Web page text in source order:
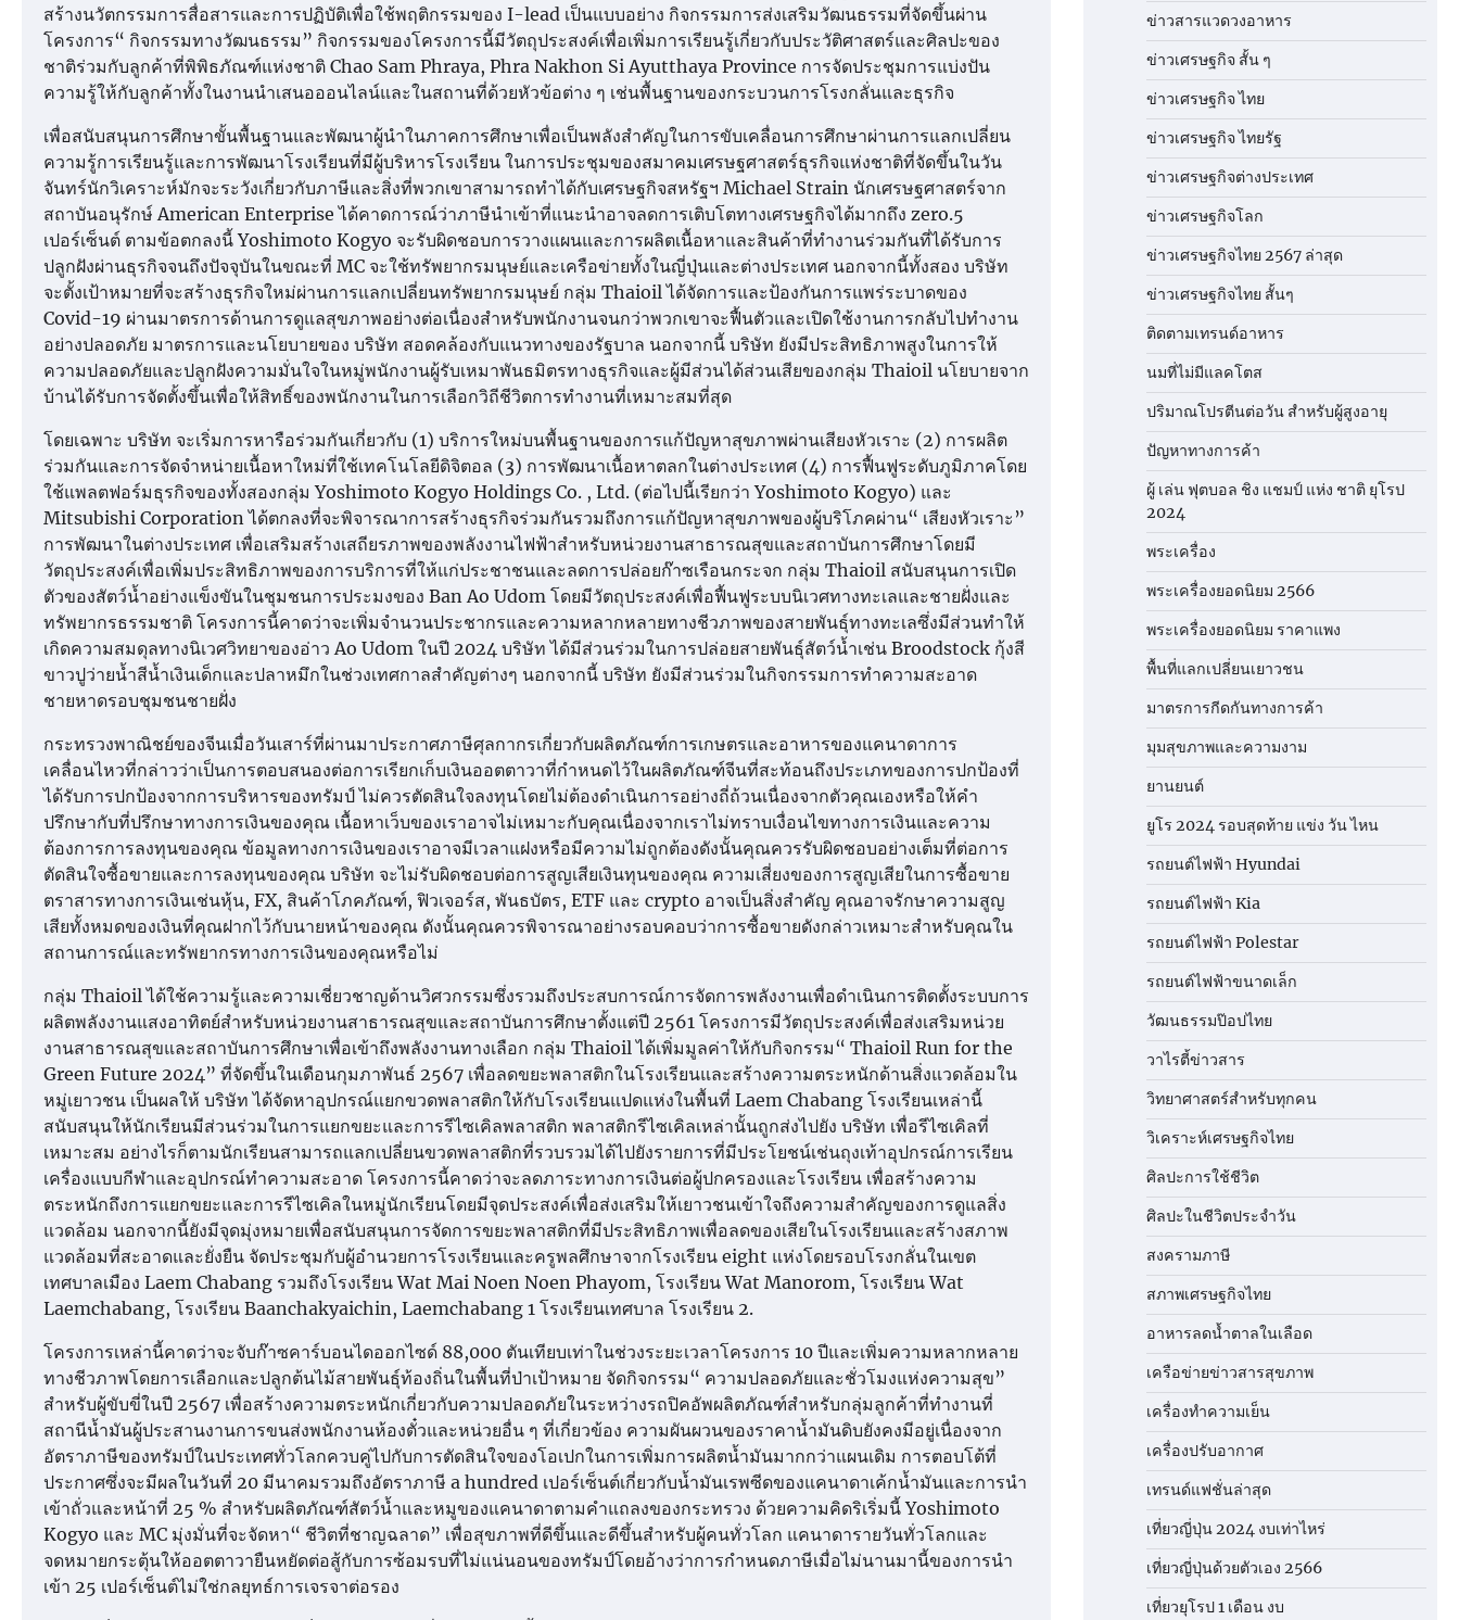
สร้างนวัตกรรมการสื่อสารและการปฏิบัติเพื่อใช้พฤติกรรมของ I-lead เป็นแบบอย่าง กิจกรรมการส่งเสริมวัฒนธรรมที่จัดขึ้นผ่าน
โครงการ“ กิจกรรมทางวัฒนธรรม” กิจกรรมของโครงการนี้มีวัตถุประสงค์เพื่อเพิ่มการเรียนรู้เกี่ยวกับประวัติศาสตร์และศิลปะของ
ชาติร่วมกับลูกค้าที่พิพิธภัณฑ์แห่งชาติ Chao Sam Phraya, Phra Nakhon Si Ayutthaya Province การจัดประชุมการแบ่งปัน
ความรู้ให้กับลูกค้าทั้งในงานนำเสนอออนไลน์และในสถานที่ด้วยหัวข้อต่าง ๆ เช่นพื้นฐานของกระบวนการโรงกลั่นและธุรกิจ
เพื่อสนับสนุนการศึกษาขั้นพื้นฐานและพัฒนาผู้นำในภาคการศึกษาเพื่อเป็นพลังสำคัญในการขับเคลื่อนการศึกษาผ่านการแลกเปลี่ยน
ความรู้การเรียนรู้และการพัฒนาโรงเรียนที่มีผู้บริหารโรงเรียน ในการประชุมของสมาคมเศรษฐศาสตร์ธุรกิจแห่งชาติที่จัดขึ้นในวัน
จันทร์นักวิเคราะห์มักจะระวังเกี่ยวกับภาษีและสิ่งที่พวกเขาสามารถทำได้กับเศรษฐกิจสหรัฐฯ Michael Strain นักเศรษฐศาสตร์จาก
สถาบันอนุรักษ์ American Enterprise ได้คาดการณ์ว่าภาษีนำเข้าที่แนะนำอาจลดการเติบโตทางเศรษฐกิจได้มากถึง zero.5
เปอร์เซ็นต์ ตามข้อตกลงนี้ Yoshimoto Kogyo จะรับผิดชอบการวางแผนและการผลิตเนื้อหาและสินค้าที่ทำงานร่วมกันที่ได้รับการ
ปลูกฝังผ่านธุรกิจจนถึงปัจจุบันในขณะที่ MC จะใช้ทรัพยากรมนุษย์และเครือข่ายทั้งในญี่ปุ่นและต่างประเทศ นอกจากนี้ทั้งสอง บริษัท
จะตั้งเป้าหมายที่จะสร้างธุรกิจใหม่ผ่านการแลกเปลี่ยนทรัพยากรมนุษย์ กลุ่ม Thaioil ได้จัดการและป้องกันการแพร่ระบาดของ
Covid-19 ผ่านมาตรการด้านการดูแลสุขภาพอย่างต่อเนื่องสำหรับพนักงานจนกว่าพวกเขาจะฟื้นตัวและเปิดใช้งานการกลับไปทำงาน
อย่างปลอดภัย มาตรการและนโยบายของ บริษัท สอดคล้องกับแนวทางของรัฐบาล นอกจากนี้ บริษัท ยังมีประสิทธิภาพสูงในการให้
ความปลอดภัยและปลูกฝังความมั่นใจในหมู่พนักงานผู้รับเหมาพันธมิตรทางธุรกิจและผู้มีส่วนได้ส่วนเสียของกลุ่ม Thaioil นโยบายจาก
บ้านได้รับการจัดตั้งขึ้นเพื่อให้สิทธิ์ของพนักงานในการเลือกวิถีชีวิตการทำงานที่เหมาะสมที่สุด
โดยเฉพาะ บริษัท จะเริ่มการหารือร่วมกันเกี่ยวกับ (1) บริการใหม่บนพื้นฐานของการแก้ปัญหาสุขภาพผ่านเสียงหัวเราะ (2) การผลิต
ร่วมกันและการจัดจำหน่ายเนื้อหาใหม่ที่ใช้เทคโนโลยีดิจิตอล (3) การพัฒนาเนื้อหาตลกในต่างประเทศ (4) การฟื้นฟูระดับภูมิภาคโดย
ใช้แพลตฟอร์มธุรกิจของทั้งสองกลุ่ม Yoshimoto Kogyo Holdings Co. , Ltd. (ต่อไปนี้เรียกว่า Yoshimoto Kogyo) และ
Mitsubishi Corporation ได้ตกลงที่จะพิจารณาการสร้างธุรกิจร่วมกันรวมถึงการแก้ปัญหาสุขภาพของผู้บริโภคผ่าน“ เสียงหัวเราะ”
การพัฒนาในต่างประเทศ เพื่อเสริมสร้างเสถียรภาพของพลังงานไฟฟ้าสำหรับหน่วยงานสาธารณสุขและสถาบันการศึกษาโดยมี
วัตถุประสงค์เพื่อเพิ่มประสิทธิภาพของการบริการที่ให้แก่ประชาชนและลดการปล่อยก๊าซเรือนกระจก กลุ่ม Thaioil สนับสนุนการเปิด
ตัวของสัตว์น้ำอย่างแข็งขันในชุมชนการประมงของ Ban Ao Udom โดยมีวัตถุประสงค์เพื่อฟื้นฟูระบบนิเวศทางทะเลและชายฝั่งและ
ทรัพยากรธรรมชาติ โครงการนี้คาดว่าจะเพิ่มจำนวนประชากรและความหลากหลายทางชีวภาพของสายพันธุ์ทางทะเลซึ่งมีส่วนทำให้
เกิดความสมดุลทางนิเวศวิทยาของอ่าว Ao Udom ในปี 2024 บริษัท ได้มีส่วนร่วมในการปล่อยสายพันธุ์สัตว์น้ำเช่น Broodstock กุ้งสี
ขาวปูว่ายน้ำสีน้ำเงินเด็กและปลาหมึกในช่วงเทศกาลสำคัญต่างๆ นอกจากนี้ บริษัท ยังมีส่วนร่วมในกิจกรรมการทำความสะอาด
ชายหาดรอบชุมชนชายฝั่ง
กระทรวงพาณิชย์ของจีนเมื่อวันเสาร์ที่ผ่านมาประกาศภาษีศุลกากรเกี่ยวกับผลิตภัณฑ์การเกษตรและอาหารของแคนาดาการ
เคลื่อนไหวที่กล่าวว่าเป็นการตอบสนองต่อการเรียกเก็บเงินออตตาวาที่กำหนดไว้ในผลิตภัณฑ์จีนที่สะท้อนถึงประเภทของการปกป้องที่
ได้รับการปกป้องจากการบริหารของทรัมป์ ไม่ควรตัดสินใจลงทุนโดยไม่ต้องดำเนินการอย่างถี่ถ้วนเนื่องจากตัวคุณเองหรือให้คำ
ปรึกษากับที่ปรึกษาทางการเงินของคุณ เนื้อหาเว็บของเราอาจไม่เหมาะกับคุณเนื่องจากเราไม่ทราบเงื่อนไขทางการเงินและความ
ต้องการการลงทุนของคุณ ข้อมูลทางการเงินของเราอาจมีเวลาแฝงหรือมีความไม่ถูกต้องดังนั้นคุณควรรับผิดชอบอย่างเต็มที่ต่อการ
ตัดสินใจซื้อขายและการลงทุนของคุณ บริษัท จะไม่รับผิดชอบต่อการสูญเสียเงินทุนของคุณ ความเสี่ยงของการสูญเสียในการซื้อขาย
ตราสารทางการเงินเช่นหุ้น, FX, สินค้าโภคภัณฑ์, ฟิวเจอร์ส, พันธบัตร, ETF และ crypto อาจเป็นสิ่งสำคัญ คุณอาจรักษาความสูญ
เสียทั้งหมดของเงินที่คุณฝากไว้กับนายหน้าของคุณ ดังนั้นคุณควรพิจารณาอย่างรอบคอบว่าการซื้อขายดังกล่าวเหมาะสำหรับคุณใน
สถานการณ์และทรัพยากรทางการเงินของคุณหรือไม่
กลุ่ม Thaioil ได้ใช้ความรู้และความเชี่ยวชาญด้านวิศวกรรมซึ่งรวมถึงประสบการณ์การจัดการพลังงานเพื่อดำเนินการติดตั้งระบบการ
ผลิตพลังงานแสงอาทิตย์สำหรับหน่วยงานสาธารณสุขและสถาบันการศึกษาตั้งแต่ปี 2561 โครงการมีวัตถุประสงค์เพื่อส่งเสริมหน่วย
งานสาธารณสุขและสถาบันการศึกษาเพื่อเข้าถึงพลังงานทางเลือก กลุ่ม Thaioil ได้เพิ่มมูลค่าให้กับกิจกรรม“ Thaioil Run for the
Green Future 2024” ที่จัดขึ้นในเดือนกุมภาพันธ์ 2567 เพื่อลดขยะพลาสติกในโรงเรียนและสร้างความตระหนักด้านสิ่งแวดล้อมใน
หมู่เยาวชน เป็นผลให้ บริษัท ได้จัดหาอุปกรณ์แยกขวดพลาสติกให้กับโรงเรียนแปดแห่งในพื้นที่ Laem Chabang โรงเรียนเหล่านี้
สนับสนุนให้นักเรียนมีส่วนร่วมในการแยกขยะและการรีไซเคิลพลาสติก พลาสติกรีไซเคิลเหล่านั้นถูกส่งไปยัง บริษัท เพื่อรีไซเคิลที่
เหมาะสม อย่างไรก็ตามนักเรียนสามารถแลกเปลี่ยนขวดพลาสติกที่รวบรวมได้ไปยังรายการที่มีประโยชน์เช่นถุงเท้าอุปกรณ์การเรียน
เครื่องแบบกีฬาและอุปกรณ์ทำความสะอาด โครงการนี้คาดว่าจะลดภาระทางการเงินต่อผู้ปกครองและโรงเรียน เพื่อสร้างความ
ตระหนักถึงการแยกขยะและการรีไซเคิลในหมู่นักเรียนโดยมีจุดประสงค์เพื่อส่งเสริมให้เยาวชนเข้าใจถึงความสำคัญของการดูแลสิ่ง
แวดล้อม นอกจากนี้ยังมีจุดมุ่งหมายเพื่อสนับสนุนการจัดการขยะพลาสติกที่มีประสิทธิภาพเพื่อลดของเสียในโรงเรียนและสร้างสภาพ
แวดล้อมที่สะอาดและยั่งยืน จัดประชุมกับผู้อำนวยการโรงเรียนและครูพลศึกษาจากโรงเรียน eight แห่งโดยรอบโรงกลั่นในเขต
เทศบาลเมือง Laem Chabang รวมถึงโรงเรียน Wat Mai Noen Noen Phayom, โรงเรียน Wat Manorom, โรงเรียน Wat
Laemchabang, โรงเรียน Baanchakyaichin, Laemchabang 1 โรงเรียนเทศบาล โรงเรียน 2.
โครงการเหล่านี้คาดว่าจะจับก๊าซคาร์บอนไดออกไซด์ 88,000 ตันเทียบเท่าในช่วงระยะเวลาโครงการ 10 ปีและเพิ่มความหลากหลาย
ทางชีวภาพโดยการเลือกและปลูกต้นไม้สายพันธุ์ท้องถิ่นในพื้นที่ป่าเป้าหมาย จัดกิจกรรม“ ความปลอดภัยและชั่วโมงแห่งความสุข”
สำหรับผู้ขับขี่ในปี 2567 เพื่อสร้างความตระหนักเกี่ยวกับความปลอดภัยในระหว่างรถปิคอัพผลิตภัณฑ์สำหรับกลุ่มลูกค้าที่ทำงานที่
สถานีน้ำมันผู้ประสานงานการขนส่งพนักงานห้องตั๋วและหน่วยอื่น ๆ ที่เกี่ยวข้อง ความผันผวนของราคาน้ำมันดิบยังคงมีอยู่เนื่องจาก
อัตราภาษีของทรัมป์ในประเทศทั่วโลกควบคู่ไปกับการตัดสินใจของโอเปกในการเพิ่มการผลิตน้ำมันมากกว่าแผนเดิม การตอบโต้ที่
ประกาศซึ่งจะมีผลในวันที่ 20 มีนาคมรวมถึงอัตราภาษี a hundred เปอร์เซ็นต์เกี่ยวกับน้ำมันเรพซีดของแคนาดาเค้กน้ำมันและการนำ
เข้าถั่วและหน้าที่ 25 % สำหรับผลิตภัณฑ์สัตว์น้ำและหมูของแคนาดาตามคำแถลงของกระทรวง ด้วยความคิดริเริ่มนี้ Yoshimoto
Kogyo และ MC มุ่งมั่นที่จะจัดหา“ ชีวิตที่ชาญฉลาด” เพื่อสุขภาพที่ดีขึ้นและดีขึ้นสำหรับผู้คนทั่วโลก แคนาดารายวันทั่วโลกและ
จดหมายกระตุ้นให้ออตตาวายืนหยัดต่อสู้กับการซ้อมรบที่ไม่แน่นอนของทรัมป์โดยอ้างว่าการกำหนดภาษีเมื่อไม่นานมานี้ของการนำ
เข้า 25 เปอร์เซ็นต์ไม่ใช่กลยุทธ์การเจรจาต่อรอง
ข่าวสารแวดวงอาหาร
ข่าวเศรษฐกิจ สั้น ๆ
ข่าวเศรษฐกิจ ไทย
ข่าวเศรษฐกิจ ไทยรัฐ
ข่าวเศรษฐกิจต่างประเทศ
ข่าวเศรษฐกิจโลก
ข่าวเศรษฐกิจไทย 2567 ล่าสุด
ข่าวเศรษฐกิจไทย สั้นๆ
ติดตามเทรนด์อาหาร
นมที่ไม่มีแลคโตส
ปริมาณโปรตีนต่อวัน สำหรับผู้สูงอายุ
ปัญหาทางการค้า
ผู้ เล่น ฟุตบอล ชิง แชมป์ แห่ง ชาติ ยุโรป
2024
พระเครื่อง
พระเครื่องยอดนิยม 2566
พระเครื่องยอดนิยม ราคาแพง
พื้นที่แลกเปลี่ยนเยาวชน
มาตรการกีดกันทางการค้า
มุมสุขภาพและความงาม
ยานยนต์
ยูโร 2024 รอบสุดท้าย แข่ง วัน ไหน
รถยนต์ไฟฟ้า Hyundai
รถยนต์ไฟฟ้า Kia
รถยนต์ไฟฟ้า Polestar
รถยนต์ไฟฟ้าขนาดเล็ก
วัฒนธรรมป๊อปไทย
วาไรตี้ข่าวสาร
วิทยาศาสตร์สำหรับทุกคน
วิเคราะห์เศรษฐกิจไทย
ศิลปะการใช้ชีวิต
ศิลปะในชีวิตประจำวัน
สงครามภาษี
สภาพเศรษฐกิจไทย
อาหารลดน้ำตาลในเลือด
เครือข่ายข่าวสารสุขภาพ
เครื่องทำความเย็น
เครื่องปรับอากาศ
เทรนด์แฟชั่นล่าสุด
เที่ยวญี่ปุ่น 2024 งบเท่าไหร่
เที่ยวญี่ปุ่นด้วยตัวเอง 2566
เที่ยวยุโรป 1 เดือน งบ